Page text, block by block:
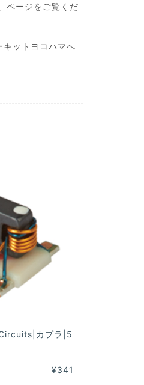
ページをご覧くだ
ットヨコハマへ
カプラ|5
¥341